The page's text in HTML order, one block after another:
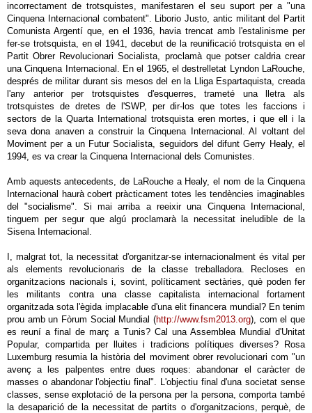
incorrectament de trotsquistes, manifestaren el seu suport per a "una
Cinquena Internacional combatent". Liborio Justo, antic militant del Partit
Comunista Argentí que, en el 1936, havia trencat amb l'estalinisme per
fer-se trotsquista, en el 1941, decebut de la reunificació trotsquista en el
Partit Obrer Revolucionari Socialista, proclamà que potser caldria crear
una Cinquena Internacional. En el 1965, el destrelletat Lyndon LaRouche,
després de militar durant sis mesos del en la Lliga Espartaquista, creada
l'any anterior per trotsquistes d'esquerres, trameté una lletra als
trotsquistes de dretes de l'SWP, per dir-los que totes les faccions i
sectors de la Quarta International trotsquista eren mortes, i que ell i la
seva dona anaven a construir la Cinquena Internacional. Al voltant del
Moviment per a un Futur Socialista, seguidors del difunt Gerry Healy, el
1994, es va crear la Cinquena Internacional dels Comunistes.
Amb aquests antecedents, de LaRouche a Healy, el nom de la Cinquena
Internacional haurà cobert pràcticament totes les tendències imaginables
del "socialisme". Si mai arriba a reeixir una Cinquena Internacional,
tinguem per segur que algú proclamarà la necessitat ineludible de la
Sisena Internacional.
I, malgrat tot, la necessitat d'organitzar-se internacionalment és vital per
als elements revolucionaris de la classe treballadora. Recloses en
organitzacions nacionals i, sovint, políticament sectàries, què poden fer
les militants contra una classe capitalista internacional fortament
organitzada sota l'ègida implacable d'una elit financera mundial? En tenim
prou amb un Fòrum Social Mundial (http://www.fsm2013.org), com el que
es reuní a final de març a Tunis? Cal una Assemblea Mundial d'Unitat
Popular, compartida per lluites i tradicions polítiques diverses? Rosa
Luxemburg resumia la història del moviment obrer revolucionari com "un
avenç a les palpentes entre dues roques: abandonar el caràcter de
masses o abandonar l'objectiu final". L'objectiu final d'una societat sense
classes, sense explotació de la persona per la persona, comporta també
la desaparició de la necessitat de partits o d'organitzacions, perquè, de